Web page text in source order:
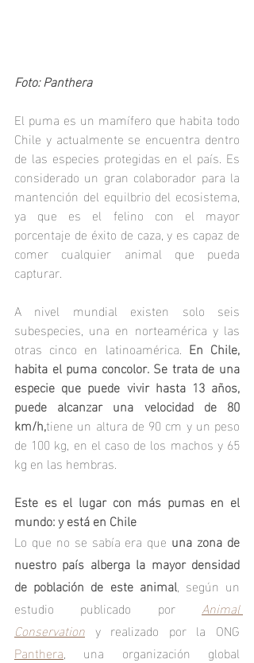
Foto: Panthera
El puma es un mamífero que habita todo
Chile y actualmente se encuentra dentro
de las especies protegidas en el país. Es
considerado un gran colaborador para la
mantención del equilbrio del ecosistema,
ya que es el felino con el mayor
porcentaje de éxito de caza, y es capaz de
comer cualquier animal que pueda
capturar.
A nivel mundial existen solo seis
subespecies, una en norteamérica y las
otras cinco en latinoamérica. En Chile,
habita el puma concolor. Se trata de una
especie que puede vivir hasta 13 años,
puede alcanzar una velocidad de 80
km/h,tiene un altura de 90 cm y un peso
de 100 kg, en el caso de los machos y 65
kg en las hembras.
Este es el lugar con más pumas en el
mundo: y está en Chile
Lo que no se sabía era que una zona de
nuestro país alberga la mayor densidad
de población de este animal, según un
estudio publicado por Animal
Conservation
Panthera, una organización global